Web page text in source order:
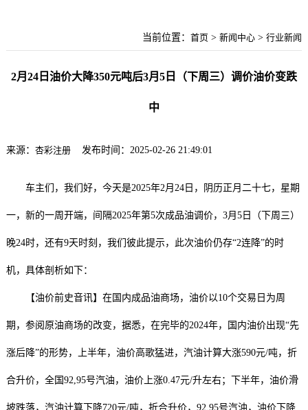
当前位置：首页 >新闻中心 >行业新闻
2月24日油价大降350元吨后3月5日（下周三）调价油价变跌
中
来源： 杏彩注册发布时间：2025-02-26 21:49:01
车主们，我们好，今天是2025年2月24日，阴历正月二十七，星期
一，新的一周开端，间隔2025年第5次成品油调价，3月5日（下周三）
晚24时，还有9天时刻，我们彼此提示，此次油价仍存“2连降”的时
机，具体剖析如下：
【油价前史音讯】在国内成品油商场，油价以10个交易日为周
期，参阅原油商场的改变，据悉，在完毕的2024年，国内油价出现“先
涨后降”的形势，上半年，油价高歌猛进，汽油计算大涨590元/吨，折
合升价，全国92,95号汽油，油价上涨0.47元/升左右；下半年，油价滑
坡跌落，汽油计算下降720元/吨，折合升价，92,95号汽油，油价下降